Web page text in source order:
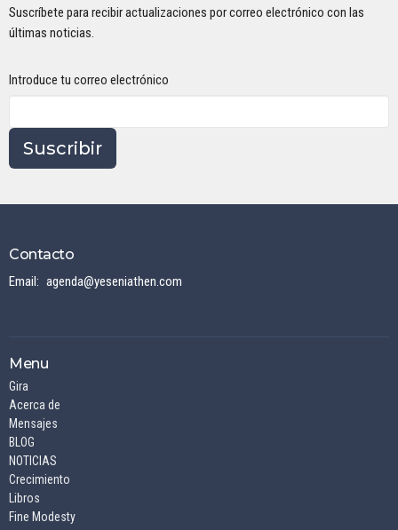
Suscríbete para recibir actualizaciones por correo electrónico con las
últimas noticias.
Introduce tu correo electrónico
Suscribir
Contacto
Email: agenda@yeseniathen.com
Menu
Gira
Acerca de
Mensajes
BLOG
NOTICIAS
Crecimiento
Libros
Fine Modesty